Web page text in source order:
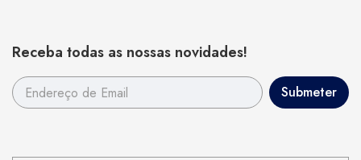
Receba todas as nossas novidades!